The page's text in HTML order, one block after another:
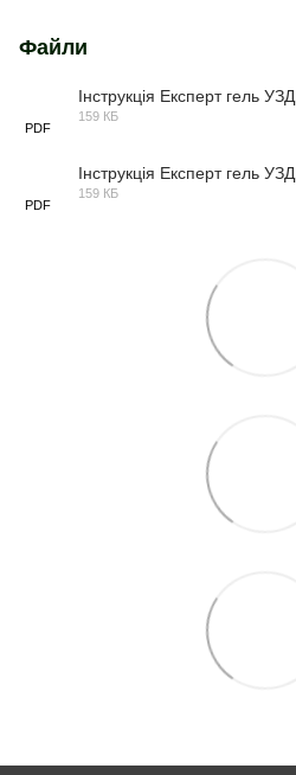
Файли
PDF
Інструкція Експерт гель УЗД
159 КБ
PDF
Інструкція Експерт гель УЗД
159 КБ